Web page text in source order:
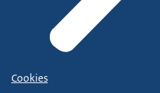
Cookies